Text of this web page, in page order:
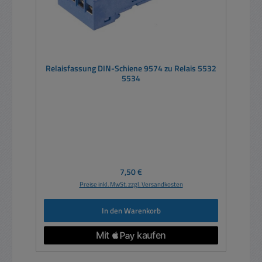
Relaisfassung DIN-Schiene 9574 zu Relais 5532
5534
Regulärer Preis:
7,50 €
Preise inkl. MwSt. zzgl. Versandkosten
In den Warenkorb